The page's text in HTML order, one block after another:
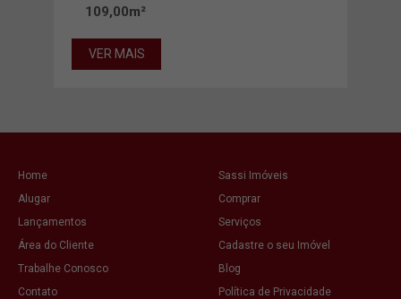
109,00m²
VER MAIS
Home
Sassi Imóveis
Alugar
Comprar
Lançamentos
Serviços
Área do Cliente
Cadastre o seu Imóvel
Trabalhe Conosco
Blog
Contato
Política de Privacidade